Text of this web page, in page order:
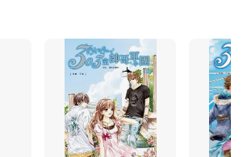
天馬行空的搞笑手法，讓讀者看了其
大笑，使其在校園青春小說界，穩居
，深受年輕讀者的喜愛。